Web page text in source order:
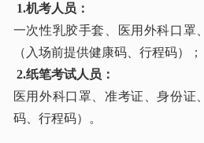
1.机考人员：
一次性乳胶手套、医用外科口罩
（入场前提供健康码、行程码）；
2.纸笔考试人员：
医用外科口罩、准考证、身份证
码、行程码）。